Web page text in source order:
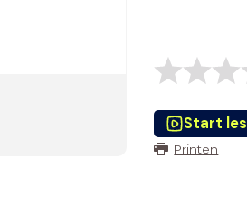
Start les
Printen